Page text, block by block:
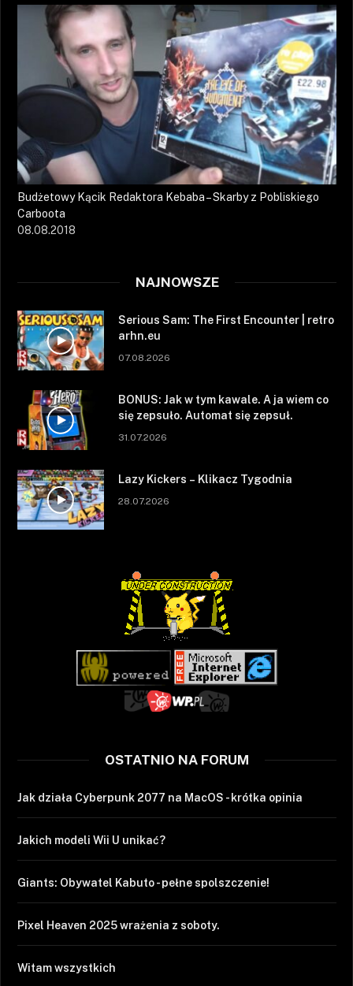
Budżetowy Kącik Redaktora Kebaba – Skarby z Pobliskiego
Carboota
08.08.2018
NAJNOWSZE
Serious Sam: The First Encounter | retro
arhn.eu
07.08.2026
BONUS: Jak w tym kawale. A ja wiem co
się zepsuło. Automat się zepsuł.
31.07.2026
Lazy Kickers – Klikacz Tygodnia
28.07.2026
OSTATNIO NA FORUM
Jak działa Cyberpunk 2077 na MacOS - krótka opinia
Jakich modeli Wii U unikać?
Giants: Obywatel Kabuto - pełne spolszczenie!
Pixel Heaven 2025 wrażenia z soboty.
Witam wszystkich